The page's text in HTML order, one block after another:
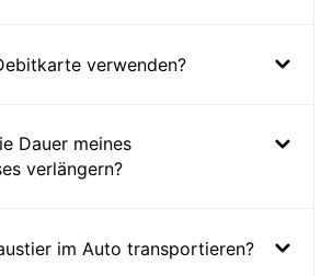
verwenden?
Dauer meines
verlängern?
im Auto transportieren?